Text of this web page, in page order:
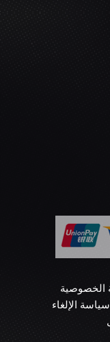
الخصوصية
سياسة الإلغاء